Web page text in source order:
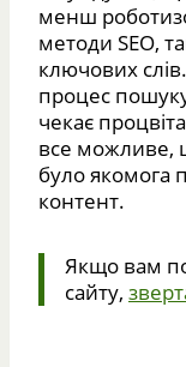
менш
методи SEO,
ключових
процес
чекає
все можливе,
було якомога
контент.
Якщо вам
сайту,